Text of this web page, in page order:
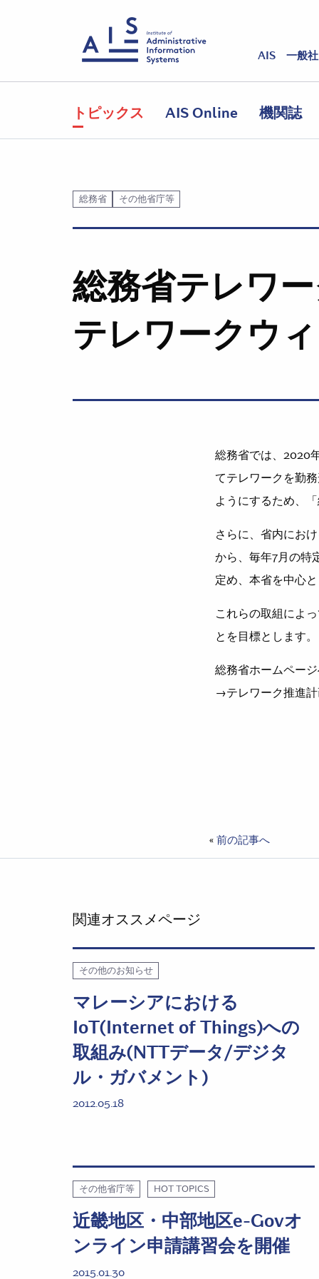
AIS 一般社
トピックス AIS Online 機関誌
総務省 その他省庁等
総務省テレワ
テレワークウ
総務省では、2020
てテレワークを勤
ようにするため、
さらに、省内にお
から、毎年7月の特
定め、本省を中心
これらの取組によ
とを目標とします。
総務省ホームペー
→テレワーク推進
« 前の記事へ
関連オススメページ
その他のお知らせ
マレーシアにおける
IoT(Internet of Things)への
取組み(NTTデータ/デジタ
ル・ガバメント)
2012.05.18
その他省庁等 HOT TOPICS
近畿地区・中部地区e-Govオ
ンライン申請講習会を開催
2015.01.30